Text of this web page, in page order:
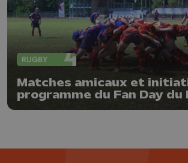
RUGBY
Matches amicaux et
programme du Fan Day du
Rugby